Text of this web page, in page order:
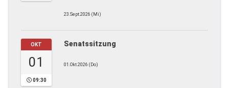
23.Sept.2026 (Mi)
OKT
01
09:30
Senatssitzung
01.Okt.2026 (Do)